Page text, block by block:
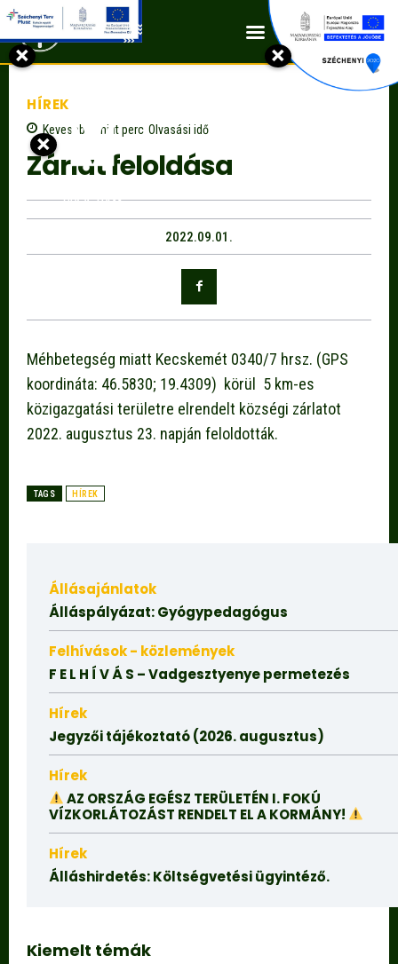
Kapcsolat
HÍREK
Kevesebb, mintperc Olvasási idő
Zárlat feloldása
2022.09.01.
Méhbetegség miatt Kecskemét 0340/7 hrsz. (GPS
koordináta: 46.5830; 19.4309) körül 5 km-es
közigazgatási területre elrendelt községi zárlatot
2022. augusztus 23. napján feloldották.
TAGS HÍREK
Állásajánlatok
Álláspályázat: Gyógypedagógus
Felhívások - közlemények
F E L H Í V Á S – Vadgesztyenye permetezés
Hírek
Jegyzői tájékoztató (2026. augusztus)
Hírek
AZ ORSZÁG EGÉSZ TERÜLETÉN I. FOKÚ
VÍZKORLÁTOZÁST RENDELT EL A KORMÁNY!
Hírek
Álláshirdetés: Költségvetési ügyintéző.
Kiemelt témák
×
×
×